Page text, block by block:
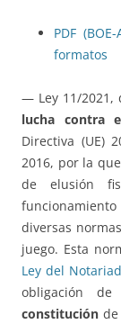
PDF
formatos
— Ley 11/2021,
lucha contra
Directiva (UE)
2016, por la
de elusión
diversas
juego. Esta
Ley del
obligación de
constitución